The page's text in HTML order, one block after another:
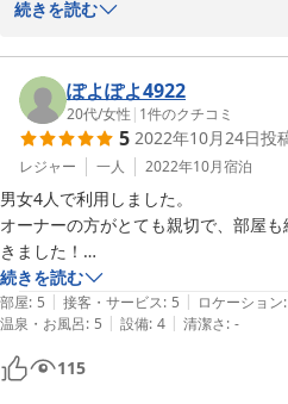
お客様に満足していただけるのが、
これからも管理万全でお客様に安
っていく所存です。
またの機会の御利用を「おかえりな
ります。
2022-11-17
続きを読む
ぽよぽよ4922
20代/女性 | 1件のクチコミ
5 2022年10月24日投
レジャー 一人 2022年10月宿泊
男女4人で利用しました。
オーナーの方がとても親切で、部屋
きました！
BBQの鉄板が思っていたよりも広めで
ンを追加すれば紙皿紙コップがいただ
たくさん用意されていたので助かりま
たのでお酒を飲んだあとも買い出し
非利用したいです。ありがとうござい
続きを読む
部屋: 5 | 接客・サービス: 5 | ロケーション:
温泉・お風呂: 5 | 設備: 4 | 清潔さ: -
115